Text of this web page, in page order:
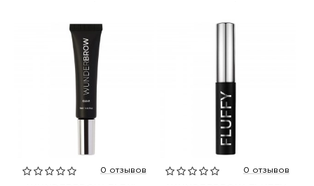
0 отзывов 0 отзывов